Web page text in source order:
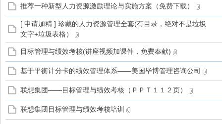
推荐一种新型人力资源激励理论与实施方案（免费下载）
[ 申请加精 ] 珍藏的人力资源管理全套(有目录，绝对不是垃圾
文字+垃圾表格）
目标管理与绩效考核(讲座视频加课件，免费奉献)
基于平衡计分卡的绩效管理体系——美国毕博管理咨询公司
联想集团——目标管理与绩效考核（ＰＰＴ１１２页）
联想集团目标管理与绩效考核培训